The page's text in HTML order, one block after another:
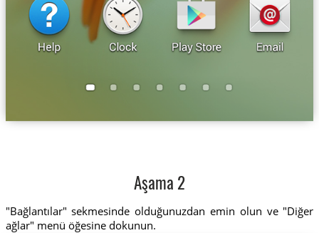
Aşama 2
"Bağlantılar" sekmesinde olduğunuzdan emin olun ve "Diğer
ağlar" menü öğesine dokunun.